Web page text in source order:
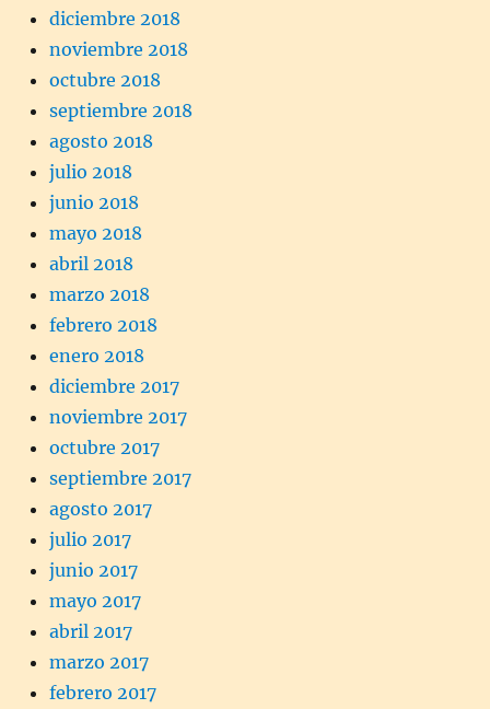
diciembre 2018
noviembre 2018
octubre 2018
septiembre 2018
agosto 2018
julio 2018
junio 2018
mayo 2018
abril 2018
marzo 2018
febrero 2018
enero 2018
diciembre 2017
noviembre 2017
octubre 2017
septiembre 2017
agosto 2017
julio 2017
junio 2017
mayo 2017
abril 2017
marzo 2017
febrero 2017